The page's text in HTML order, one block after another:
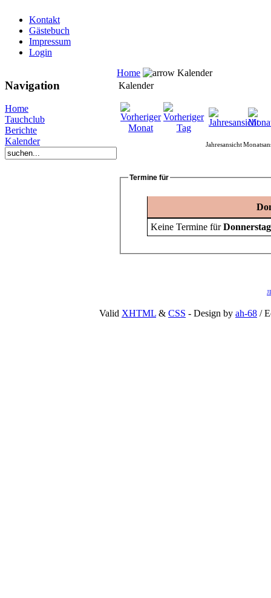
Kontakt
Gästebuch
Impressum
Login
Navigation
Home
Tauchclub
Berichte
Kalender
Home
Kalender
Kalender
Jahresansicht
Termine für
Keine Termine für
Valid XHTML & CSS - Design by ah-68 /